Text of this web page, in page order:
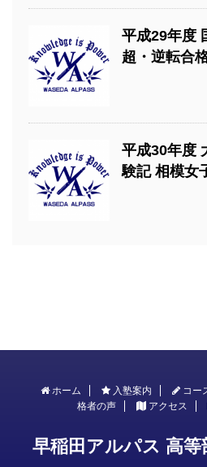
平成29年度
超・逆転合
平成30年度
験記 相模女
ホーム 入塾案内 コー
格者の声
アクセス
早稲田アルパス 高等